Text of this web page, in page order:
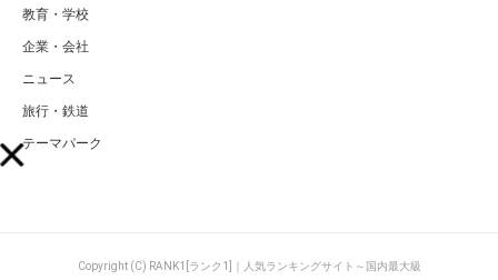
教育・学校
企業・会社
ニュース
旅行・鉄道
テーマパーク
Copyright (C) RANK1[ランク1]｜人気ランキングサイト～国内最大級